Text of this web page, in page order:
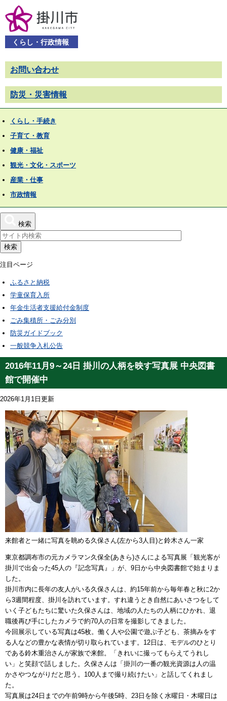
くらし・行政情報
お問い合わせ
防災・災害情報
くらし・手続き
子育て・教育
健康・福祉
観光・文化・スポーツ
産業・仕事
市政情報
検索
検索
注目ページ
ふるさと納税
学童保育入所
年金生活者支援給付金制度
ごみ集積所・ごみ分別
防災ガイドブック
一般競争入札公告
2016年11月9～24日 掛川の人柄を映す写真展 中央図書
館で開催中
2026年1月1日更新
来館者と一緒に写真を眺める久保さん(左から3人目)と鈴木さん一家
東京都調布市の元カメラマン久保全(あきら)さんによる写真展「観光客が
掛川で出会った45人の『記念写真』」が、9日から中央図書館で始まりま
した。
掛川市内に長年の友人がいる久保さんは、約15年前から毎年春と秋に2か
ら3週間程度、掛川を訪れています。すれ違うとき自然にあいさつをして
いく子どもたちに驚いた久保さんは、地域の人たちの人柄にひかれ、退
職後再び手にしたカメラで約70人の日常を撮影してきました。
今回展示している写真は45枚。働く人や公園で遊ぶ子ども、茶摘みをす
る人などの豊かな表情が切り取られています。12日は、モデルのひとり
である鈴木重治さんが家族で来館。「きれいに撮ってもらえてうれし
い」と笑顔で話しました。久保さんは「掛川の一番の観光資源は人の温
かさやつながりだと思う。100人まで撮り続けたい」と話してくれまし
た。
写真展は24日までの午前9時から午後5時、23日を除く水曜日・木曜日は